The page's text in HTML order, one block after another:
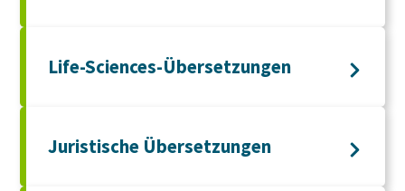
Life-Sciences-Übersetzungen
Juristische Übersetzungen